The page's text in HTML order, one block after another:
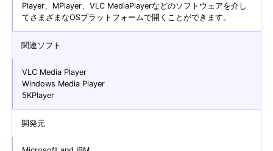
Player、MPlayer、VLC MediaPlayerなどのソフトウェアを介し
てさまざまなOSプラットフォームで開くことができます。
関連ソフト
VLC Media Player
Windows Media Player
5KPlayer
開発元